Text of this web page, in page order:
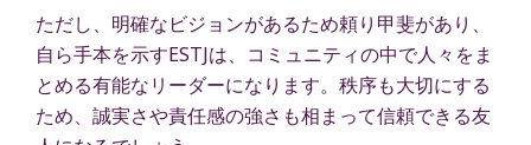
ただし、明確なビジョンがあるため頼り甲斐があり、
自ら手本を示すESTJは、コミュニティの中で人々をま
とめる有能なリーダーになります。秩序も大切にする
ため、誠実さや責任感の強さも相まって信頼できる友